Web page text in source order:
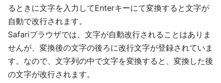
るときに文字を入力してEnterキーにて変換すると文字が
自動で改行されます。
Safariブラウザでは、文字が自動改行されることはありま
せんが、変換後の文字の後ろに改行文字が登録されていま
す。なので、文字列の中で文字を変換すると、変換した後
の文字が改行されます。